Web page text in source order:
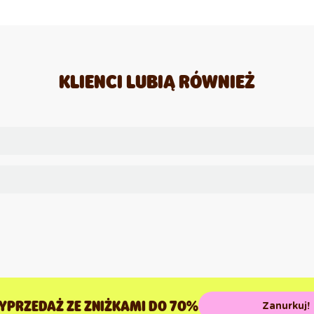
KLIENCI LUBIĄ RÓWNIEŻ
ZE ZNIŻKAMI DO 70% Zanurkuj!